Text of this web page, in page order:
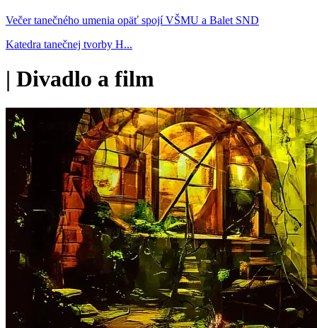
Večer tanečného umenia opäť spojí VŠMU a Balet SND
Katedra tanečnej tvorby H...
| Divadlo a film